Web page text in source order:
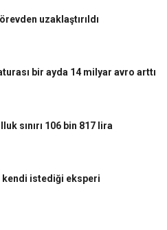
uzaklaştırıldı
bir ayda 14 milyar avro arttı
sınırı 106 bin 817 lira
istediği eksperi